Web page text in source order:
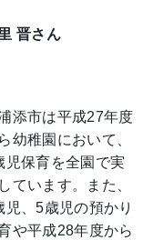
晋さん
添市は平成27年度
幼稚園において、
児保育を全園で実
ています。また、
児、5歳児の預かり
や平成28年度から